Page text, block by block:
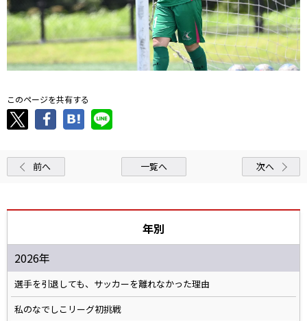
このページを共有する
前へ 一覧へ 次へ
年別
2026年
選手を引退しても、サッカーを離れなかった理由
私のなでしこリーグ初挑戦